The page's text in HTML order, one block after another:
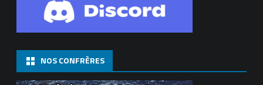
NOS CONFRÈRES